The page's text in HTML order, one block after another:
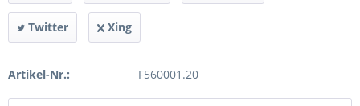
Twitter Xing
Artikel-Nr.: F560001.20